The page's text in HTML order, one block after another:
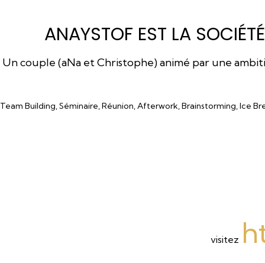
ANAYSTOF EST LA
Un couple (aNa et Christophe) animé par une
Team Building, Séminaire, Réunion, Afterwork, Brainstorming, Ice
visitez